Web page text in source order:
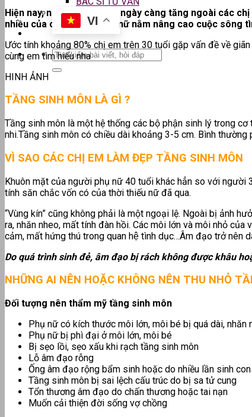
VI
Hiện nay, nhu cầu làm đẹp ngày càng tăng ngoài các
nhiều của các chị em phụ nữ nằm nâng cao cuộc sông
Ước tính khoảng 80% chị em trên 30 tuổi gặp vấn đề về
cùng em tìm hiểu nha
HINH ẢNH
TẦNG SINH MÔN LÀ GÌ ?
Tầng sinh môn là một hệ thống các bộ phận sinh lý trong
nhi.Tầng sinh môn có chiều dài khoảng 3-5 cm. Bình
VÌ SAO CÁC CHỊ EM LÀM ĐẸP TẦNG SINH MÔN
Khuôn mặt của người phụ nữ 40 tuổi khác hẳn so với
tính săn chắc vốn có của thời thiếu nữ đã qua.
“Vùng kín” cũng không phải là một ngoại lệ. Ngoài bị ảnh
ra, nhăn nheo, mất tính đàn hồi. Các môi lớn và môi nhỏ
cảm, mất hứng thú trong quan hệ tình dục…Âm đạo trở nên
Do quá trình sinh đẻ, âm đạo bị rách không được khâu
NHỮNG AI NÊN HOẶC KHÔNG NÊN THU NHỎ
Đối tượng nên thẩm mỹ tầng sinh môn
Phụ nữ có kích thước môi lớn, môi bé bị quá dài, nhăn
Phụ nữ bị phì đại ở môi lớn, môi bé
Bị sẹo lồi, sẹo xấu khi rạch tầng sinh môn
Lỗ âm đạo rỗng
Ống âm đạo rộng bẩm sinh hoặc do nhiều lần sinh
Tầng sinh môn bị sai lệch cấu trúc do bị sa tử cung
Tổn thương âm đạo do chấn thương hoặc tai nạn
Muốn cải thiện đời sống vợ chồng